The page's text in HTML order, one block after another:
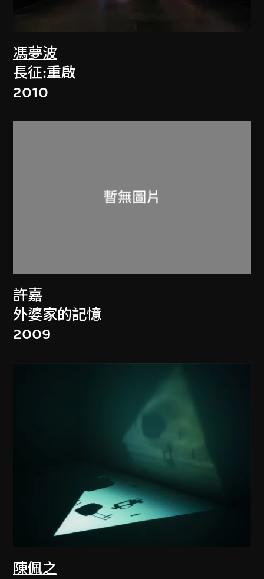
馮夢波
長征:重啟
2010
許嘉
外婆家的記憶
2009
陳佩之